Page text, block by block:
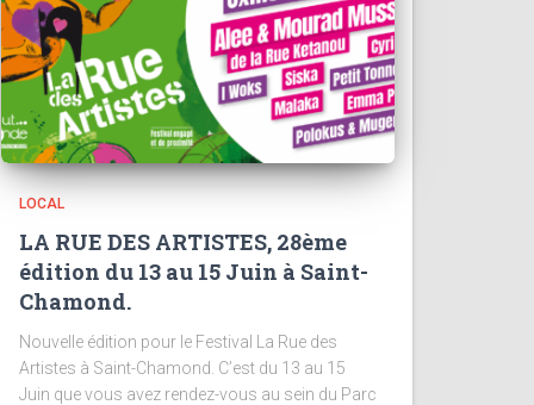
LOCAL
LA RUE DES ARTISTES, 28ème
édition du 13 au 15 Juin à Saint-
Chamond.
Nouvelle édition pour le Festival La Rue des
Artistes à Saint-Chamond. C’est du 13 au 15
Juin que vous avez rendez-vous au sein du Parc